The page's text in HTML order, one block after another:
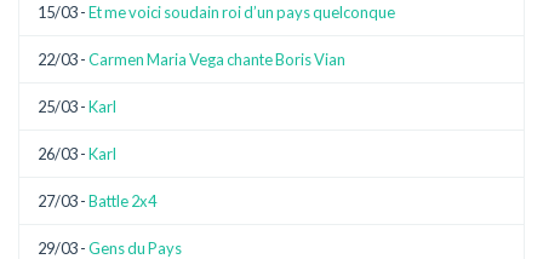
15/03 -Et me voici soudain roi d’un pays quelconque
22/03 -Carmen Maria Vega chante Boris Vian
25/03 -Karl
26/03 -Karl
27/03 -Battle 2x4
29/03 -Gens du Pays